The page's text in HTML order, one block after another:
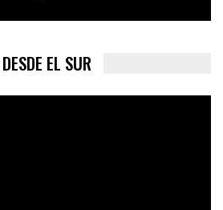
EL SUR